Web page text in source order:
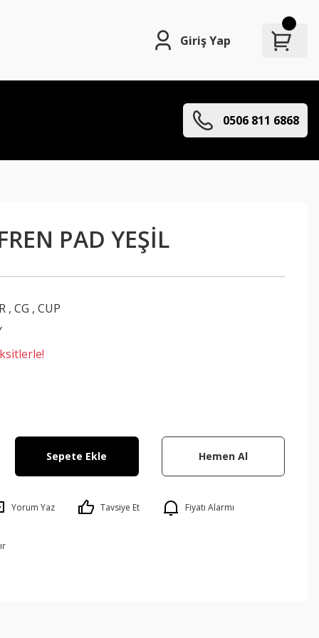
Giriş Yap
0506 811 6868
PAD YEŞİL
,CG ,CUP
Sepete Ekle Hemen Al
Yorum Yaz Tavsiye Et Fiyatı Alarmı